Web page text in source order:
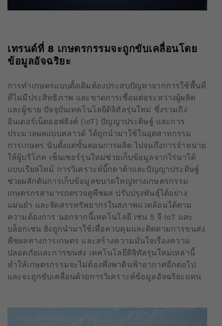
เทรนด์ที่ 8 เกษตรกรรมจะถูกขับเคลื่อนโดย
ข้อมูลอัจฉริยะ
การทำเกษตรแบบดั้งเดิมต้องประสบปัญหาจากการใช้พื้นที่
ที่ไม่มีประสิทธิภาพ และขาดการเชื่อมต่อระหว่างผู้ผลิต
และผู้ขาย ปัจจุบันเทคโนโลยีดิจิทัลรุ่นใหม่ ซึ่งรวมถึง
อินเตอร์เน็ตออฟธิงค์ (IoT) ปัญญาประดิษฐ์ และการ
ประมวลผลแบบคลาวด์ ได้ถูกนำมาใช้ในอุตสาหกรรม
การเกษตร นับตั้งแต่ขั้นตอนการผลิต ไปจนถึงการจำหน่าย
ให้ผู้บริโภค เซ็นเซอร์รุ่นใหม่ช่วยเก็บข้อมูลจากไร่นาได้
แบบเรียลไทม์ การวิเคราะห์บิ๊กดาต้าและปัญญาประดิษฐ์
ช่วยผลักดันการเก็บข้อมูลขนาดใหญ่ทางเกษตรกรรม
เกษตรกรสามารถตรวจดูพืชผล ปรับปรุงพันธุ์ได้อย่าง
แม่นยำ และจัดสรรทรัพยากรในสภาพแวดล้อมได้ตาม
ความต้องการ นอกจากนี้เทคโนโลยี เช่น 5 จี IoT และ
บล็อกเชน ยังถูกนำมาใช้เพื่อควบคุมและติดตามการขนส่ง
พืชผลทางการเกษตร และสร้างความมั่นใจเรื่องความ
ปลอดภัยและการขนส่ง เทคโนโลยีดิจิทัลรุ่นใหม่เหล่านี้
ทำให้เกษตรกรรมจะไม่ต้องพึ่งพาดินฟ้าอากาศอีกต่อไป
และจะถูกขับเคลื่อนด้วยการวิเคราะห์ข้อมูลอัจฉริยะแทน